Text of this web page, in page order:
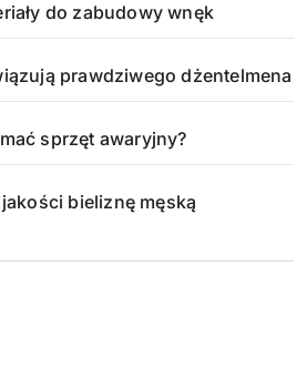
do zabudowy wnęk
prawdziwego dżentelmena
sprzęt awaryjny?
bieliznę męską